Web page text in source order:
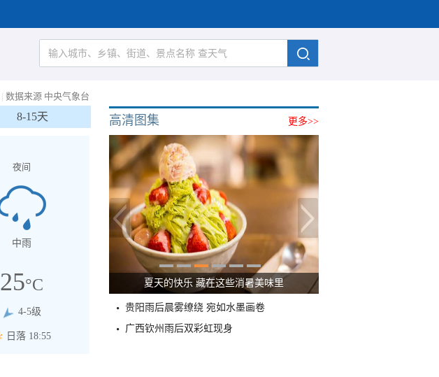
| 数据来源 中央气象台
8-15天
夜间
中雨
25°C
4-5级
日落 18:55
更多>>
高清图集
夏天的快乐 藏在这些消暑美味里
贵阳雨后晨雾缭绕 宛如水墨画卷
广西钦州雨后双彩虹现身